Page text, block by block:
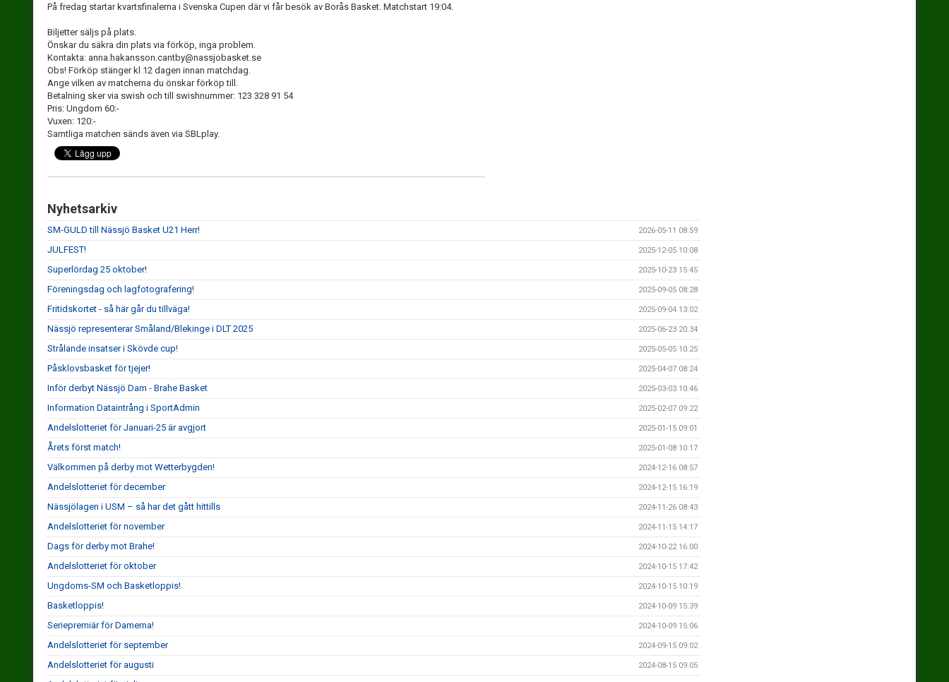
På fredag startar kvartsfinalerna i Svenska Cupen där vi får besök av Borås Basket. Matchstart 19:04.
Biljetter säljs på plats.
Önskar du säkra din plats via förköp, inga problem.
Kontakta: anna.hakansson.cantby@nassjobasket.se
Obs! Förköp stänger kl 12 dagen innan matchdag.
Ange vilken av matcherna du önskar förköp till.
Betalning sker via swish och till swishnummer: 123 328 91 54
Pris: Ungdom 60:-
Vuxen: 120:-
Samtliga matchen sänds även via SBLplay.
Nyhetsarkiv
SM-GULD till Nässjö Basket U21 Herr! 2026-05-11 08:59
JULFEST! 2025-12-05 10:08
Superlördag 25 oktober! 2025-10-23 15:45
Föreningsdag och lagfotografering! 2025-09-05 08:28
Fritidskortet - så här går du tillväga! 2025-09-04 13:02
Nässjö representerar Småland/Blekinge i DLT 2025 2025-06-23 20:34
Strålande insatser i Skövde cup! 2025-05-05 10:25
Påsklovsbasket för tjejer! 2025-04-07 08:24
Inför derbyt Nässjö Dam - Brahe Basket 2025-03-03 10:46
Information Dataintrång i SportAdmin 2025-02-07 09:22
Andelslotteriet för Januari-25 är avgjort 2025-01-15 09:01
Årets först match! 2025-01-08 10:17
Välkommen på derby mot Wetterbygden! 2024-12-16 08:57
Andelslotteriet för december 2024-12-15 16:19
Nässjölagen i USM – så har det gått hittills 2024-11-26 08:43
Andelslotteriet för november 2024-11-15 14:17
Dags för derby mot Brahe! 2024-10-22 16:00
Andelslotteriet för oktober 2024-10-15 17:42
Ungdoms-SM och Basketloppis! 2024-10-15 10:19
Basketloppis! 2024-10-09 15:39
Seriepremiär för Damerna! 2024-10-09 15:06
Andelslotteriet för september 2024-09-15 09:02
Andelslotteriet för augusti 2024-08-15 09:05